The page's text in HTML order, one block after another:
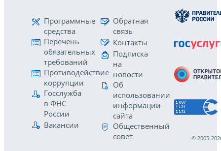
Программные
средства
Перечень
обязательных
требований
Противодействие
коррупции
Госслужба
в ФНС
России
Вакансии
Обратная
связь
Контакты
Подписка
на
новости
Об
использовании
информации
сайта
Общественный
совет
© 2005-